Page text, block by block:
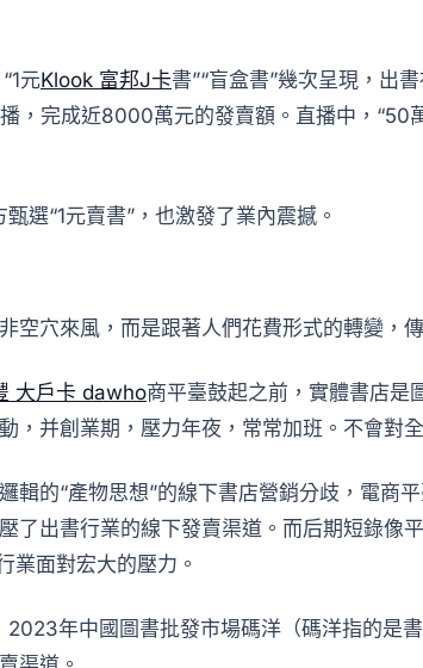
“1元Klook 富邦J卡書”“盲盒書”幾次呈現，出
，完成近8000萬元的發賣額。直播中，“50
選“1元賣書”，也激發了業內震撼。
空穴來風，而是跟著人們花費形式的轉變，
大戶卡 dawho商平臺鼓起之前，實體書店是
，并創業期，壓力年夜，常常加班。不會對
輯的“產物思想”的線下書店營銷分歧，電商
了出書行業的線下發賣渠道。而后期短錄像
業面對宏大的壓力。
2023年中國圖書批發市場碼洋（碼洋指的是